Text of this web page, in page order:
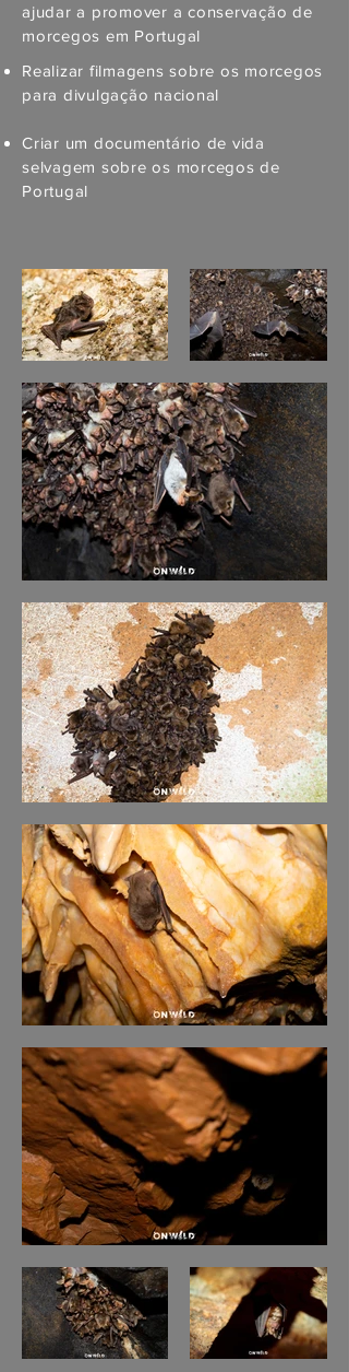
ajudar​a promover a conservação de
morcegos em Portugal
Realizar filmagens sobre os morcegos
para divulgação nacional
Criar um documentário de vida
selvagem sobre os morcegos de
Portugal